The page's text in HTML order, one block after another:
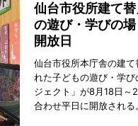
仙台市役所建て
の遊び・学びの
開放日
仙台市役所本庁舎の建
れた子どもの遊び・学
ジェクト」が8月18日～
合わせ平日に開放される。